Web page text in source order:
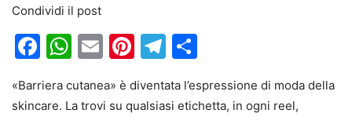
Condividi il post
Facebook
WhatsApp
EmailPinterest
Telegram
«Barriera cutanea» è diventata l’espressione di moda della
skincare. La trovi su qualsiasi etichetta, in ogni reel,